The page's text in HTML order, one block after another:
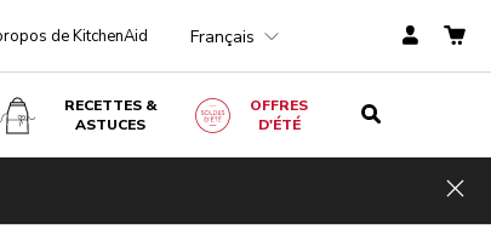
de KitchenAid Français
RECETTES &
ASTUCES
OFFRES
D'ÉTÉ